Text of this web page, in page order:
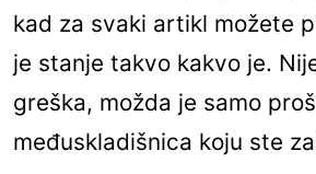
kad za svaki artikl možete
je stanje takvo kakvo je.
greška, možda je samo
međuskladišnica koju ste